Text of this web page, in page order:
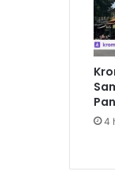
n
I
n
d
u
s
t
r 4